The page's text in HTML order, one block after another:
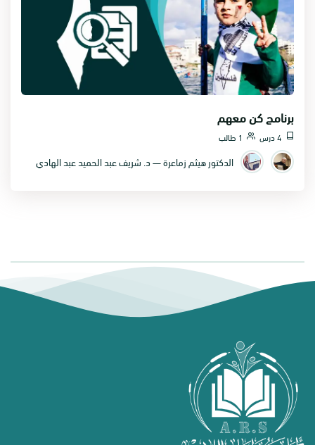
برنامج كن معهم
4 درس 1 طالب
الدكتور هيثم زماعرة — د. شريف عبد الحميد عبد الهادي